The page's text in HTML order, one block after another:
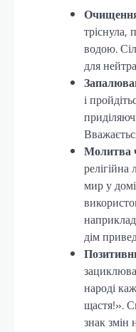
тріснула,
водою.
для
і
Молитва
мир у
дім
народі
щастя!».
знак змін